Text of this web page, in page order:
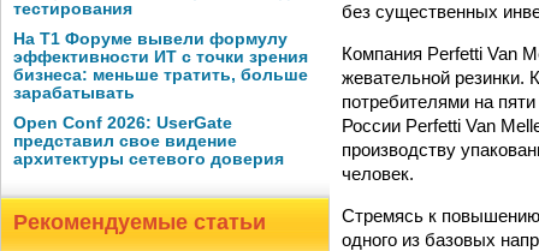
тестирования
На Т1 Форуме вывели формулу
эффективности ИТ с точки зрения
бизнеса: меньше тратить, больше
зарабатывать
Open Conf 2026: UserGate
представил свое видение
архитектуры сетевого доверия
Рекомендуемые статьи
без существенных
Компания Perfetti Van
жевательной резинки.
потребителями на
России Perfetti Van
производству
человек.
Стремясь к повышению
одного из базовых